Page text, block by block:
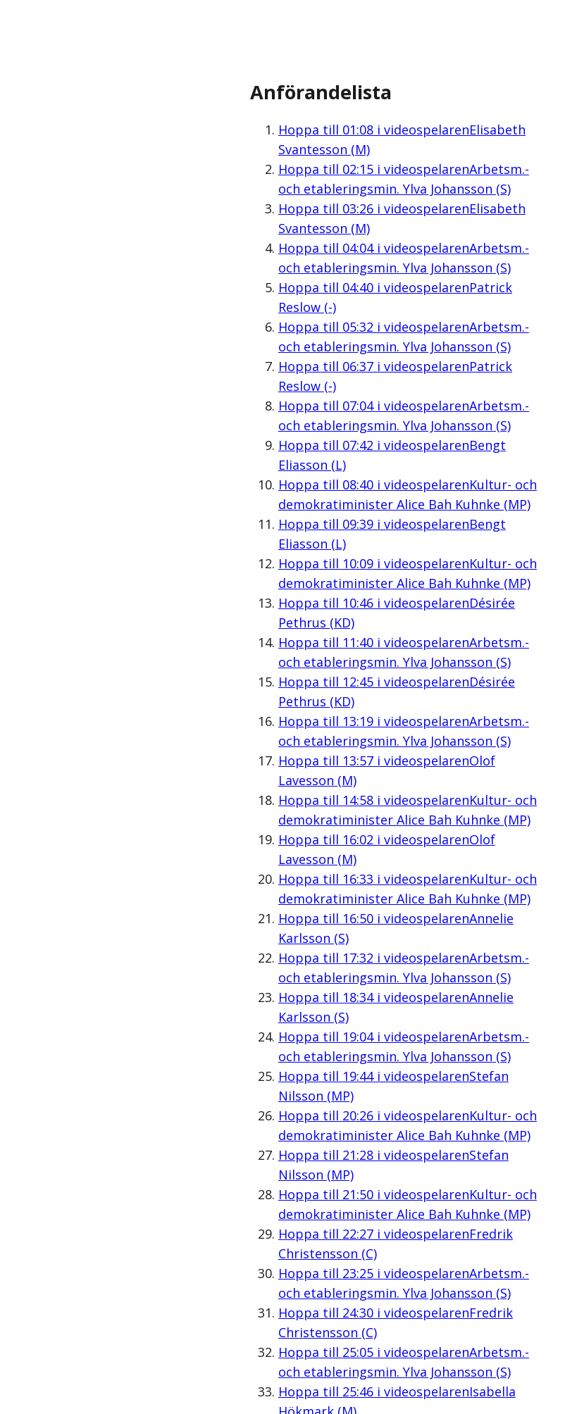
Anförandelista
Hoppa till 01:08i videospelarenElisabeth
Svantesson (M)
Hoppa till 02:15i videospelarenArbetsm.-
och etableringsmin. Ylva Johansson (S)
Hoppa till 03:26i videospelarenElisabeth
Svantesson (M)
Hoppa till 04:04i videospelarenArbetsm.-
och etableringsmin. Ylva Johansson (S)
Hoppa till 04:40i videospelarenPatrick
Reslow (-)
Hoppa till 05:32 i videospelarenArbetsm.-
och etableringsmin. Ylva Johansson (S)
Hoppa till 06:37i videospelarenPatrick
Reslow (-)
Hoppa till 07:04i videospelarenArbetsm.-
och etableringsmin. Ylva Johansson (S)
Hoppa till 07:42 i videospelarenBengt
Eliasson (L)
Hoppa till 08:40i videospelarenKultur- och
demokratiminister Alice Bah Kuhnke (MP)
Hoppa till 09:39i videospelarenBengt
Eliasson (L)
Hoppa till 10:09i videospelarenKultur- och
demokratiminister Alice Bah Kuhnke (MP)
Hoppa till 10:46i videospelarenDésirée
Pethrus (KD)
Hoppa till 11:40i videospelarenArbetsm.-
och etableringsmin. Ylva Johansson (S)
Hoppa till 12:45i videospelarenDésirée
Pethrus (KD)
Hoppa till 13:19i videospelarenArbetsm.-
och etableringsmin. Ylva Johansson (S)
Hoppa till 13:57i videospelarenOlof
Lavesson (M)
Hoppa till 14:58i videospelarenKultur- och
demokratiminister Alice Bah Kuhnke (MP)
Hoppa till 16:02 i videospelarenOlof
Lavesson (M)
Hoppa till 16:33 i videospelarenKultur- och
demokratiminister Alice Bah Kuhnke (MP)
Hoppa till 16:50i videospelarenAnnelie
Karlsson (S)
Hoppa till 17:32 i videospelarenArbetsm.-
och etableringsmin. Ylva Johansson (S)
Hoppa till 18:34i videospelarenAnnelie
Karlsson (S)
Hoppa till 19:04i videospelarenArbetsm.-
och etableringsmin. Ylva Johansson (S)
Hoppa till 19:44i videospelarenStefan
Nilsson (MP)
Hoppa till 20:26i videospelarenKultur- och
demokratiminister Alice Bah Kuhnke (MP)
Hoppa till 21:28i videospelarenStefan
Nilsson (MP)
Hoppa till 21:50i videospelarenKultur- och
demokratiminister Alice Bah Kuhnke (MP)
Hoppa till 22:27i videospelarenFredrik
Christensson (C)
Hoppa till 23:25i videospelarenArbetsm.-
och etableringsmin. Ylva Johansson (S)
Hoppa till 24:30i videospelarenFredrik
Christensson (C)
Hoppa till 25:05i videospelarenArbetsm.-
och etableringsmin. Ylva Johansson (S)
Hoppa till 25:46i videospelarenIsabella